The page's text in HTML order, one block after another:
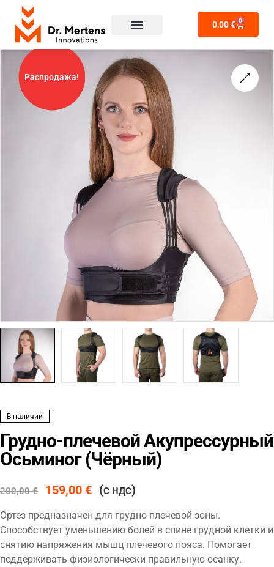
0,00€ 0
Распродажа!
В наличии
Грудно-плечевой Акупрессурный
Осьминог (Чёрный)
200,00€ 159,00 € (С НДС)
Ортез предназначен для грудно-плечевой зоны.
Способствует уменьшению болей в спине грудной клетки и
снятию напряжения мышц плечевого пояса. Помогает
поддерживать физиологически правильную осанку.